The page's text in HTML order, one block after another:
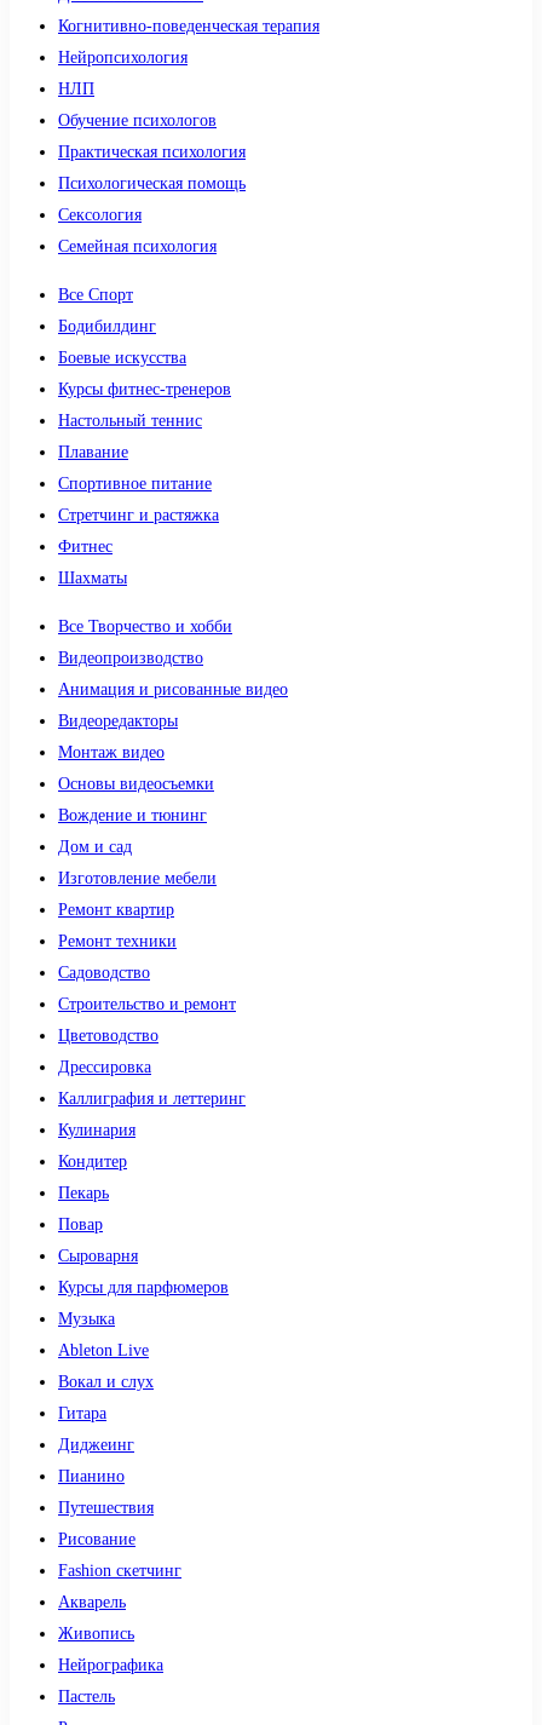
Когнитивно-поведенческая терапия
Нейропсихология
НЛП
Обучение психологов
Практическая психология
Психологическая помощь
Сексология
Семейная психология
Все Спорт
Бодибилдинг
Боевые искусства
Курсы фитнес-тренеров
Настольный теннис
Плавание
Спортивное питание
Стретчинг и растяжка
Фитнес
Шахматы
Все Творчество и хобби
Видеопроизводство
Анимация и рисованные видео
Видеоредакторы
Монтаж видео
Основы видеосъемки
Вождение и тюнинг
Дом и сад
Изготовление мебели
Ремонт квартир
Ремонт техники
Садоводство
Строительство и ремонт
Цветоводство
Дрессировка
Каллиграфия и леттеринг
Кулинария
Кондитер
Пекарь
Повар
Сыроварня
Курсы для парфюмеров
Музыка
Ableton Live
Вокал и слух
Гитара
Диджеинг
Пианино
Путешествия
Рисование
Fashion скетчинг
Акварель
Живопись
Нейрографика
Пастель